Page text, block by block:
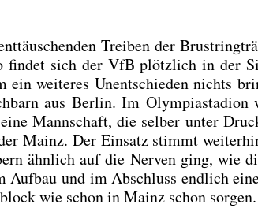
Trei­ben der
fin­det sich der VfB plötz­lich in der
ein wei­te­res Unent­schie­den nichts
aus Ber­lin. Im
Mann­schaft, die sel­ber unter
Mainz. Der Ein­satz stimmt
ähn­lich auf die Ner­ven ging, wie
Auf­bau und im Abschluss end­lich
wie schon in Mainz schon sor­gen.